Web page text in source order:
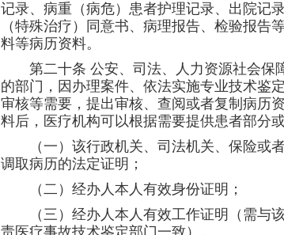
记录、病重（病危）患者护理记录、出院记
（特殊治疗）同意书、病理报告、检验报告
料等病历资料。
第二十条 公安、司法、人力资源社会保
的部门，因办理案件、依法实施专业技术鉴
审核等需要，提出审核、查阅或者复制病历
料后，医疗机构可以根据需要提供患者部分
（一）该行政机关、司法机关、保险或
调取病历的法定证明；
（二）经办人本人有效身份证明；
（三）经办人本人有效工作证明（需与
责医疗事故技术鉴定部门一致）。